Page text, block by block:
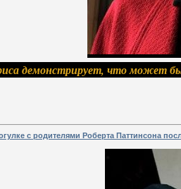
демонстрирует, что может
с родителями Роберта Паттинсона